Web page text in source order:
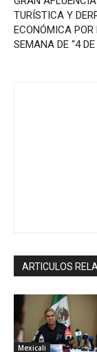
TURÍSTICA Y
ECONÓMICA POR
SEMANA DE “4 DE
ARTICULOS
Mexicali